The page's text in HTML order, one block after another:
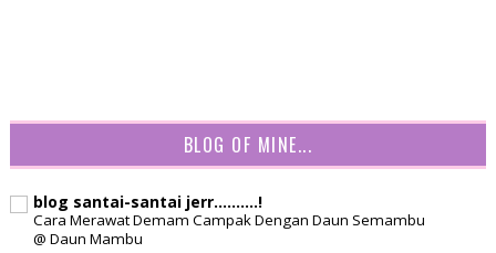
BLOG OF MINE...
blog santai-santai jerr..........!
Cara Merawat Demam Campak Dengan Daun Semambu
@ Daun Mambu